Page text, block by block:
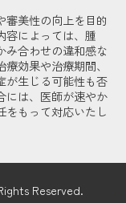
審美性の向上を目的
容によっては、腫
み合わせの違和感な
効果や治療期間、
が生じる可能性も否
には、医師が速やか
をもって対応いたし
Reserved.